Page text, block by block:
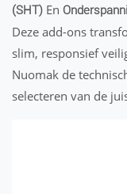
(SHT) En
Deze add-ons
slim, responsief
Nuomak de
selecteren van de